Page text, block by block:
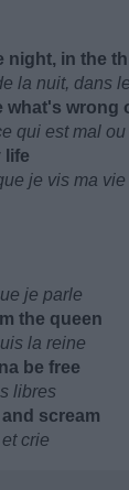
night, in the
la nuit, dans
what's wrong
qui est mal
life
je vis ma vie
je parle
the queen
la reine
be free
libres
scream
crie